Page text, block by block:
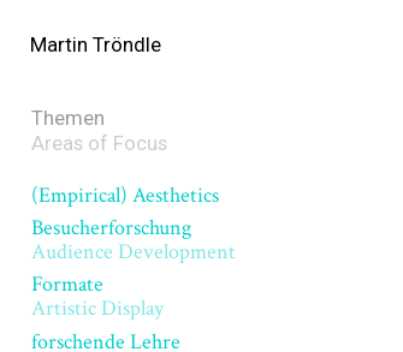
Martin Tröndle
Themen
Areas of Focus
(Empirical) Aesthetics
Besucherforschung
Audience Development
Formate
Artistic Display
forschende Lehre